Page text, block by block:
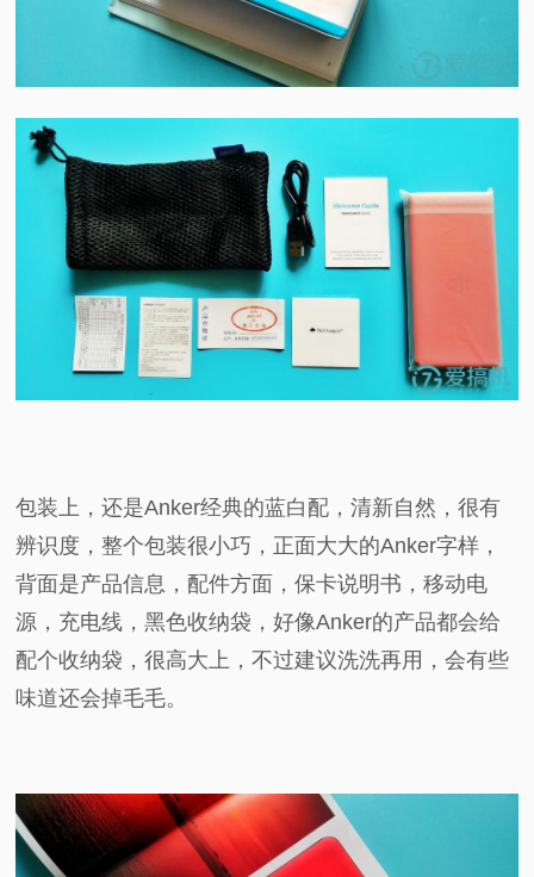
包装上，还是Anker经典的蓝白配，清新自然，很有
辨识度，整个包装很小巧，正面大大的Anker字样，
背面是产品信息，配件方面，保卡说明书，移动电
源，充电线，黑色收纳袋，好像Anker的产品都会给
配个收纳袋，很高大上，不过建议洗洗再用，会有些
味道还会掉毛毛。